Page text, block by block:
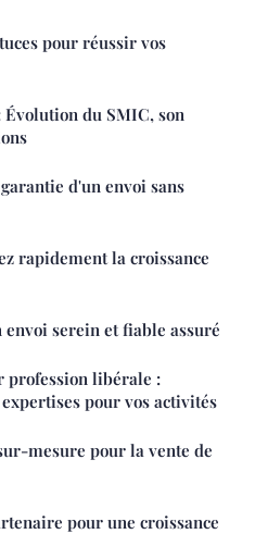
pour réussir vos
du SMIC, son
d'un envoi sans
rapidement la croissance
envoi serein et fiable assuré
profession libérale :
pour vos activités
mesure pour la vente de
pour une croissance